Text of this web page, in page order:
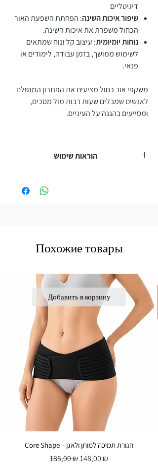
דיגיטליים
שיפור איכות השינה: הפחתת השפעת האור
הכחול משפרת את איכות השינה.
נוחות יומיומית: עיצוב קל ונוח שמתאים
לשימוש ממושך, בזמן עבודה, לימודים או
פנאי.
משקפי אור כחול מציעים את הפתרון המושלם
לאנשים שמבלים שעות רבות מול מסכים,
ומסייעים בהגנה על העיניים.
הוראות שימוש
המוצר אינו מכשיר רפואי ואינו מיועד לאבחון,
Похожие товары
Добавить в корзину
Core Shape – חגורת תמיכה למותן ולאגן
Обычная цена
185,00 ₪ Цена со скидкой
148,00 ₪